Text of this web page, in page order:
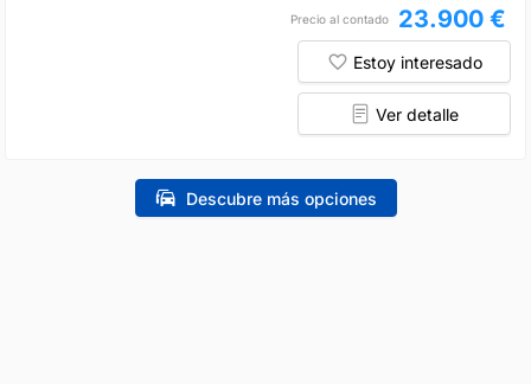
Precio al contado 23.900 €
Estoy interesado
Ver detalle
Descubre más opciones